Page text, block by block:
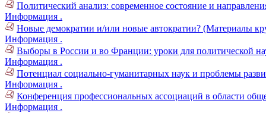
Политический анализ: современное состояние и
Информация .
Новые демократии и/или новые автократии? (Материалы
Информация .
Выборы в России и во Франции: уроки для политической
Информация .
Потенциал социально-гуманитарных наук и проблемы
Информация .
Конференция профессиональных ассоциаций в области
Информация .